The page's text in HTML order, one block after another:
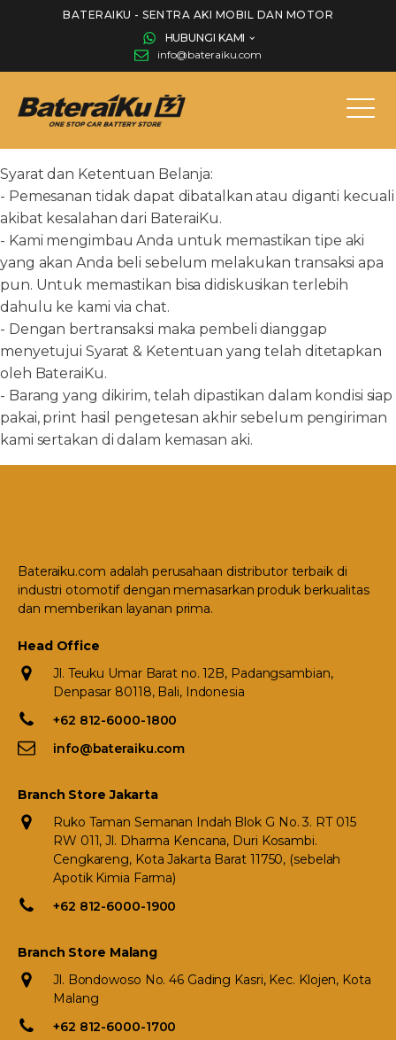
BATERAIKU - SENTRA AKI MOBIL DAN MOTOR
HUBUNGI KAMI
info@bateraiku.com
Syarat dan Ketentuan Belanja:
- Pemesanan tidak dapat dibatalkan atau diganti kecuali
akibat kesalahan dari BateraiKu.
- Kami mengimbau Anda untuk memastikan tipe aki
yang akan Anda beli sebelum melakukan transaksi apa
pun. Untuk memastikan bisa didiskusikan terlebih
dahulu ke kami via chat.
- Dengan bertransaksi maka pembeli dianggap
menyetujui Syarat & Ketentuan yang telah ditetapkan
oleh BateraiKu.
- Barang yang dikirim, telah dipastikan dalam kondisi siap
pakai, print hasil pengetesan akhir sebelum pengiriman
kami sertakan di dalam kemasan aki.
Bateraiku.com adalah perusahaan distributor terbaik di
industri otomotif dengan memasarkan produk berkualitas
dan memberikan layanan prima.
Head Office
Jl. Teuku Umar Barat no. 12B, Padangsambian,
Denpasar 80118, Bali, Indonesia
+62 812-6000-1800
info@bateraiku.com
Branch Store Jakarta
Ruko Taman Semanan Indah Blok G No. 3. RT 015
RW 011, Jl. Dharma Kencana, Duri Kosambi.
Cengkareng, Kota Jakarta Barat 11750, (sebelah
Apotik Kimia Farma)
+62 812-6000-1900
Branch Store Malang
Jl. Bondowoso No. 46 Gading Kasri, Kec. Klojen, Kota
Malang
+62 812-6000-1700